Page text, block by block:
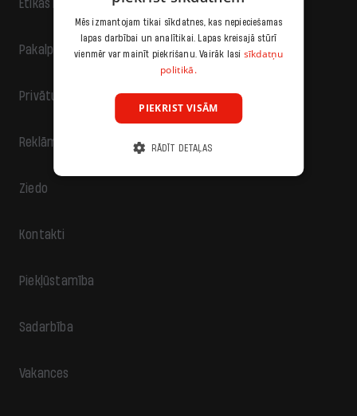
Ētikas kodekss
Pakalpojumu sniegšanas noteikumi
Privātuma politika
Reklāma
Ziedo
Kontakti
Piekļūstamība
Sadarbība
Vakances
Mēs izmantojam tikai sīkdatnes, kas nepieciešamas
lapas darbībai un analītikai. Lapas kreisajā stūrī
vienmēr var mainīt piekrišanu. Vairāk lasi sīkdatņu
politikā.
PIEKRIST VISĀM
RĀDĪT DETAĻAS